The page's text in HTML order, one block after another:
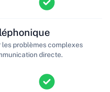
problèmes complexes
directe.